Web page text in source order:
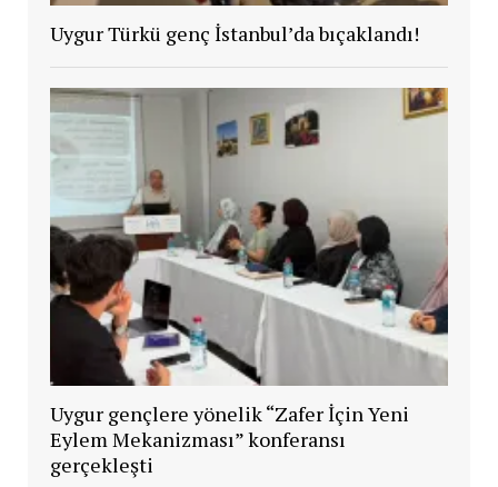
Uygur Türkü genç İstanbul’da bıçaklandı!
Uygur gençlere yönelik “Zafer İçin Yeni
Eylem Mekanizması” konferansı
gerçekleşti